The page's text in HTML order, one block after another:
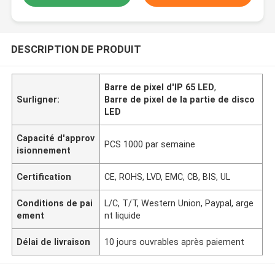
DESCRIPTION DE PRODUIT
Surligner:
Barre de pixel d'IP 65 LED,
Barre de pixel de la partie de disco
LED
Capacité d'approv
isionnement
PCS 1000 par semaine
Certification CE, ROHS, LVD, EMC, CB, BIS, UL
Conditions de pai
ement
L/C, T/T, Western Union, Paypal, arge
nt liquide
Délai de livraison 10 jours ouvrables après paiement